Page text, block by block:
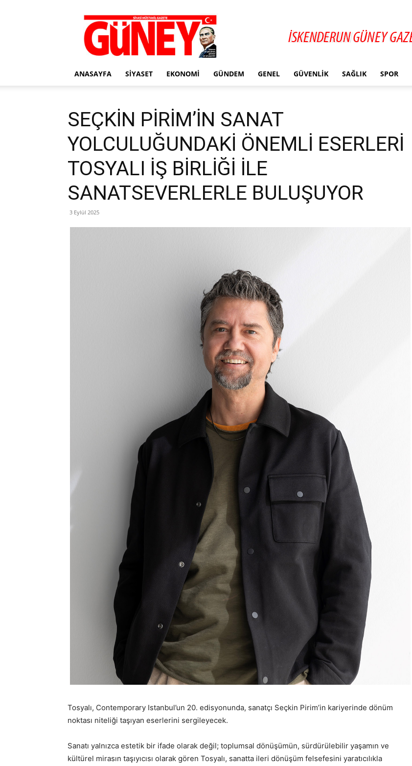
Gazete
Güney
ANASAYFA SIYASET EKONOMI GÜNDEM GENEL GÜVENLIK SAĞLIK SPOR
SEÇKİN PİRİM’İN SANAT
YOLCULUĞUNDAKİ ÖNEMLİ ESERLERİ
TOSYALI İŞ BİRLİĞİ İLE
SANATSEVERLERLE BULUŞUYOR
3 Eylül 2025
Tosyalı, Contemporary Istanbul’un 20. edisyonunda, sanatçı Seçkin Pirim’in kariyerinde dönüm
noktası niteliği taşıyan eserlerini sergileyecek.
Sanatı yalnızca estetik bir ifade olarak değil; toplumsal dönüşümün, sürdürülebilir yaşamın ve
kültürel mirasın taşıyıcısı olarak gören Tosyalı, sanatta ileri dönüşüm felsefesini yaratıcılıkla